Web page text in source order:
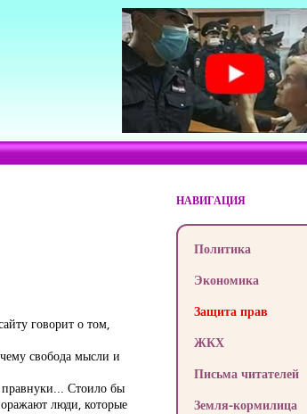
говорит о том,
свобода мысли и
правнуки... Стоило бы
люди, которые
НАВИГАЦИЯ
Политика
Экономика
Защита прав
ЖКХ
Письма читателей
Земля-кормилица